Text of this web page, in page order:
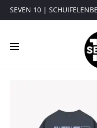
SEVEN 10 |